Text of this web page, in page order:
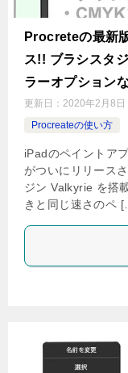
Procreteの最新
ス!! ブラシスタ
ラーオプション
更新日： 2020年2月8日
Procreateの使い方
iPadのペイントア
がついにリリース
ジン Valkyrie を搭
きと同じ速さのペ